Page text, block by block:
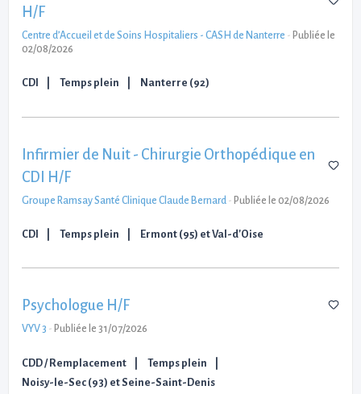
H/F
Centre d’Accueil et de Soins Hospitaliers - CASH de Nanterre - Publiée le
02/08/2026
CDI Temps plein Nanterre (92)
Infirmier de Nuit - Chirurgie Orthopédique en
CDI H/F
Groupe Ramsay Santé Clinique Claude Bernard - Publiée le 02/08/2026
CDI Temps plein Ermont (95) et Val-d'Oise
Psychologue H/F
VYV 3 - Publiée le 31/07/2026
CDD / Remplacement
Temps plein
Noisy-le-Sec (93) et Seine-Saint-Denis